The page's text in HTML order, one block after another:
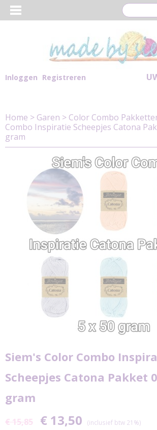
Inloggen Registreren
Home > Garen > Color Combo
Combo Inspiratie Scheepjes Catona
gram
Siem's Color Combo
Scheepjes Catona Pakket
gram
€ 15,85 € 13,50 (inclusief btw 21%)